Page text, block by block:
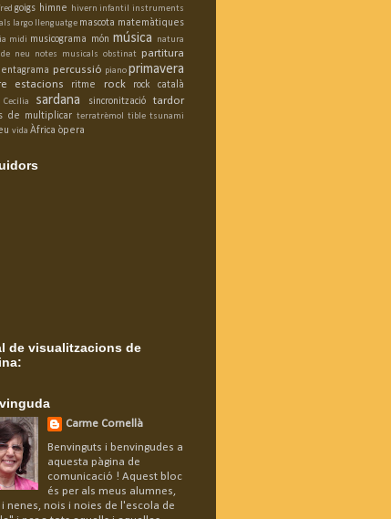
goigs himne hivern infantil
instruments
largo llenguatge mascota matemàtiques
midi musicograma món música
natura
neu
notes musicals obstinat partitura
percussió piano primavera
estacions ritme rock rock català
sardana sincronització tardor
de multiplicar terratrèmol tible tsunami
vida Àfrica òpera
de visualitzacions de
Carme Cornellà
Benvinguts i benvingudes a
aquesta pàgina de
comunicació ! Aquest bloc
és per als meus alumnes,
i nenes, nois i noies de l'escola de